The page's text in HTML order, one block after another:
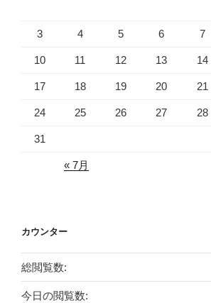
3 4 5 6 7
10 11 12 13 14
17 18 19 20 21
24 25 26 27 28
31
« 7月
カウンター
総閲覧数:
今日の閲覧数: